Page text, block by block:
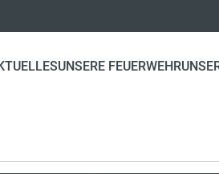
UNSERE FEUERWEHR